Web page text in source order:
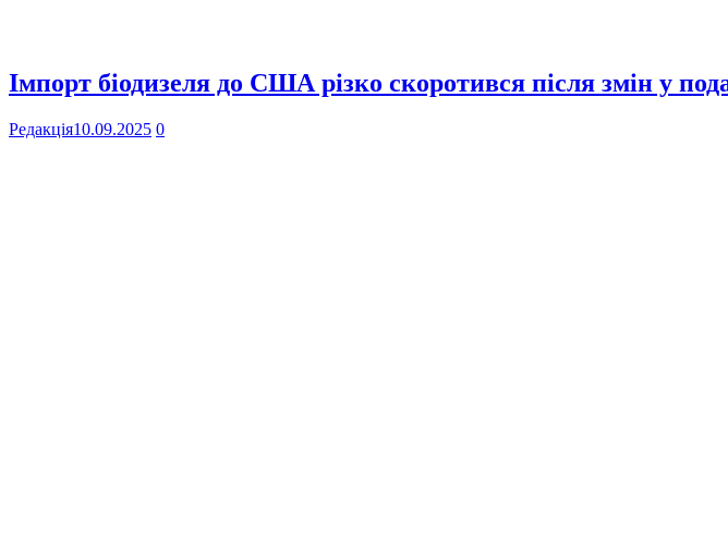
Імпорт біодизеля до США різко скоротився після змін у
Редакція10.09.2025 0